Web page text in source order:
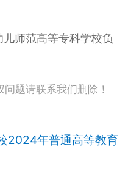
师范高等专科学校负
题请联系我们删除！
2024年普通高等教育